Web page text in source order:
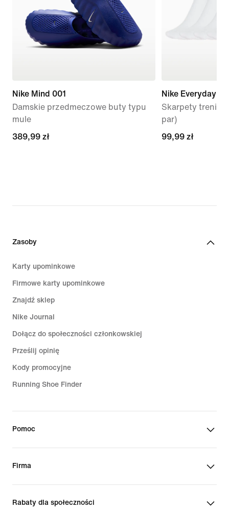
Nike Mind 001
Damskie przedmeczowe buty typu
mule
389,99 zł
389,99 zł
Nike Everyday
Skarpety
par)
99,99 zł
99,99 zł
Zasoby
Karty upominkowe
Firmowe karty upominkowe
Znajdź sklep
Nike Journal
Dołącz do społeczności członkowskiej
Prześlij opinię
Kody promocyjne
Running Shoe Finder
Pomoc
Firma
Rabaty dla społeczności